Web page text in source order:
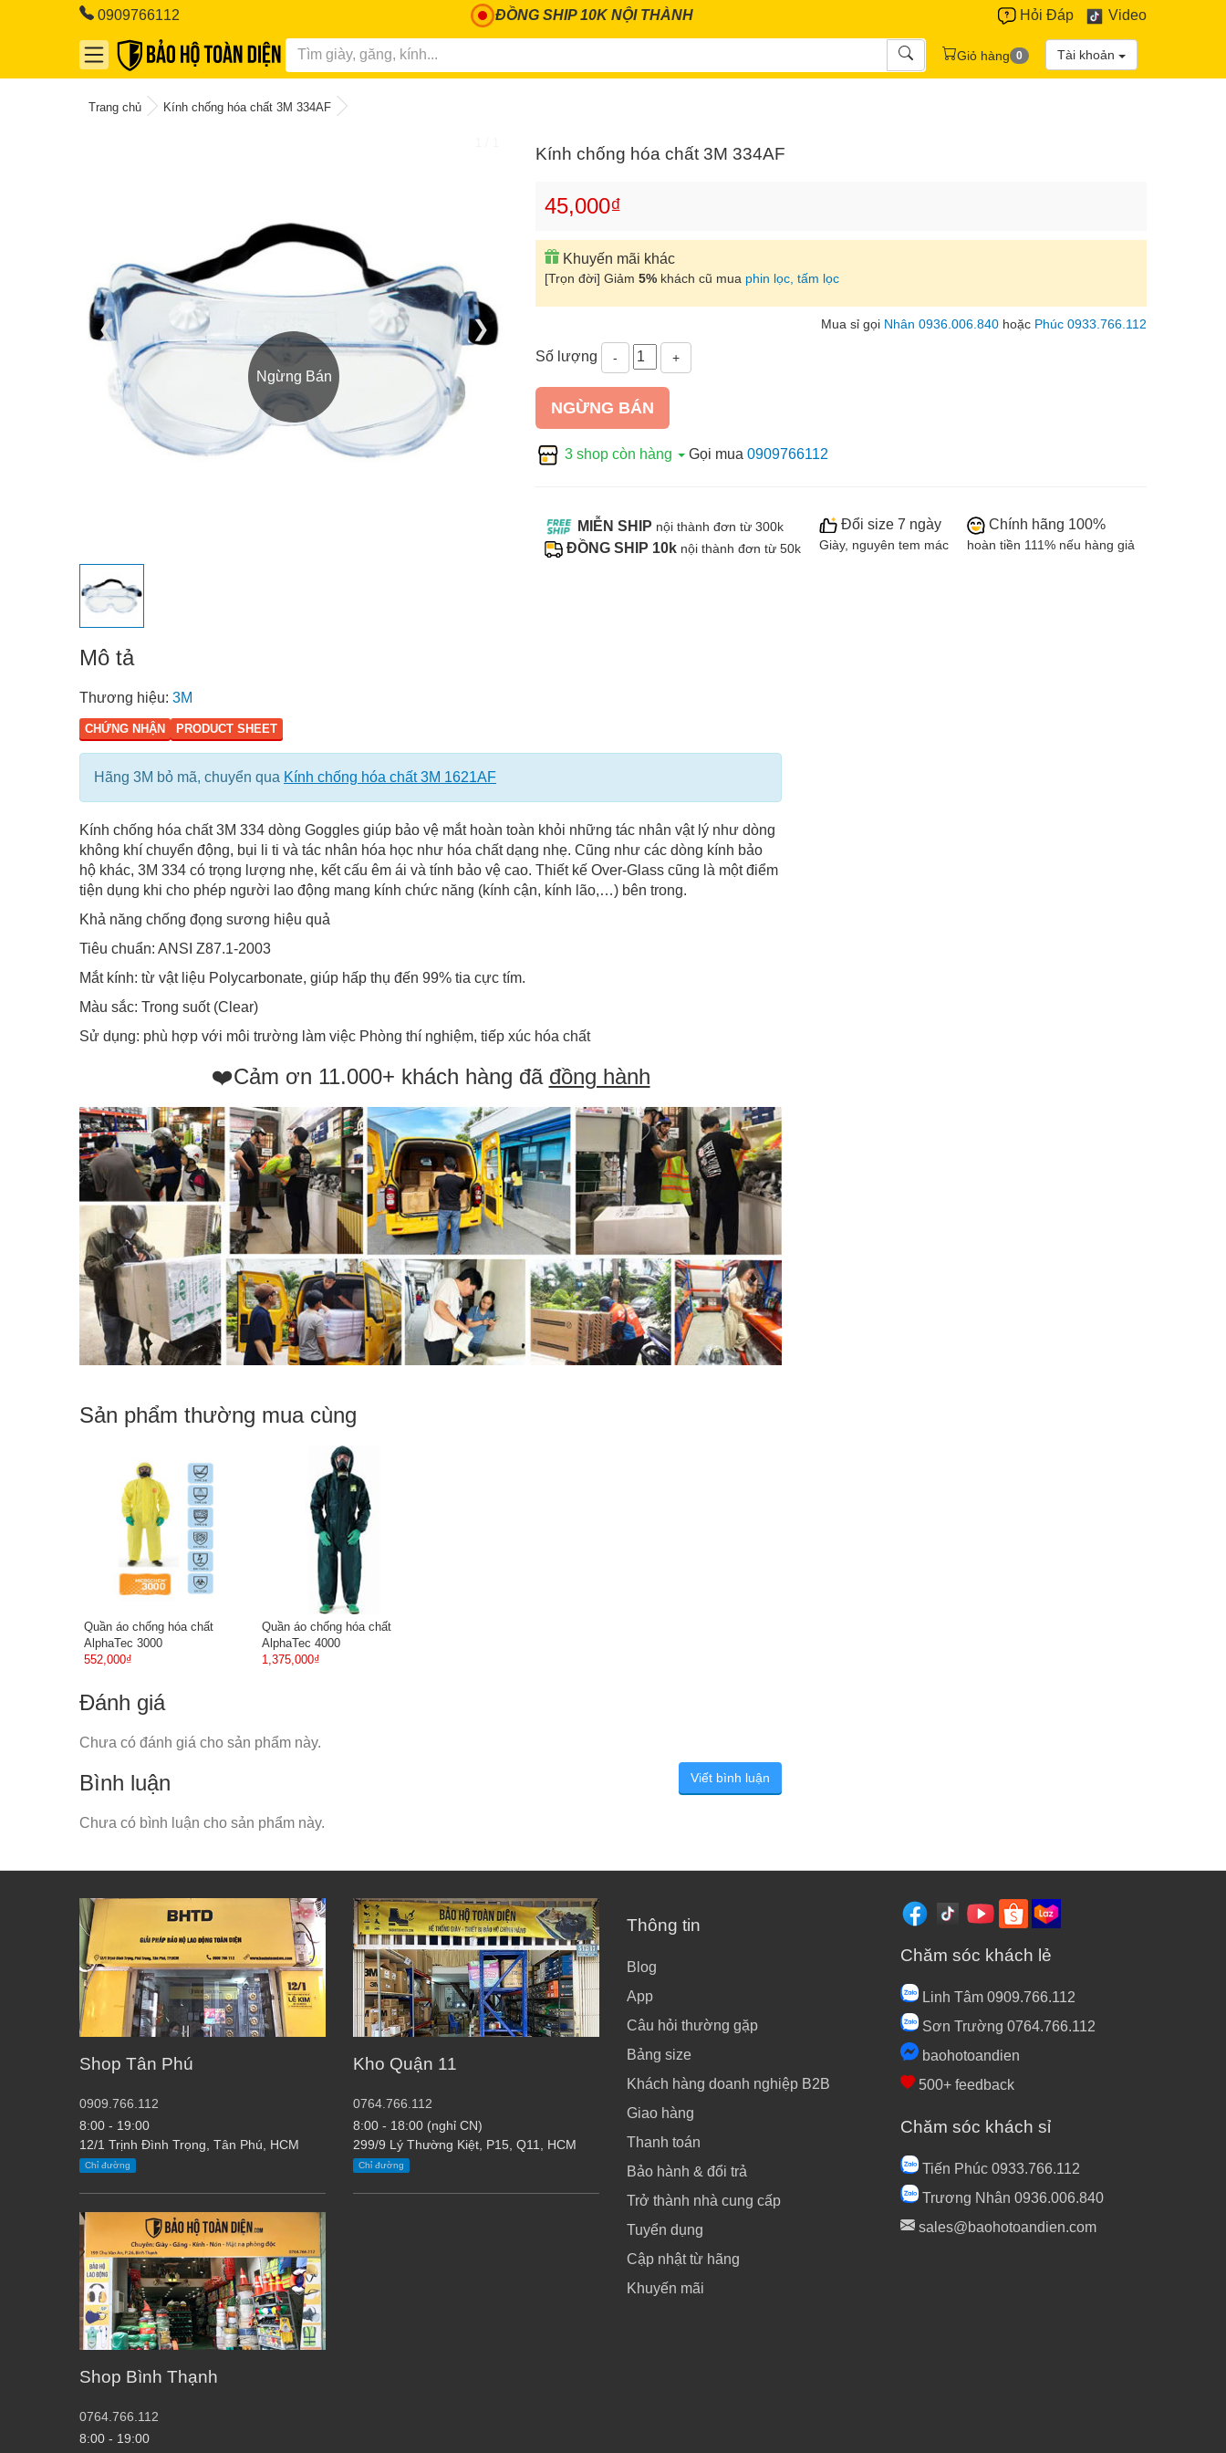
0909766112 ĐỒNG SHIP 10K NỘI THÀNH Hỏi Đáp Video
Giỏ hàng 0 Tài khoản
Trang chủ Kính chống hóa chất 3M 334AF
❮ ❯
Ngừng Bán
Kính chống hóa chất 3M 334AF
45,000₫
Khuyến mãi khác
[Trọn đời] Giảm 5% khách cũ mua phin lọc, tấm lọc
Mua sỉ gọi Nhân 0936.006.840 hoặc Phúc 0933.766.112
Số lượng - +
NGỪNG BÁN
3 shop còn hàng Gọi mua 0909766112
MIỄN SHIP nội thành đơn từ 300k
ĐỒNG SHIP 10k nội thành đơn từ 50k
Đổi size 7 ngày
Giày, nguyên tem mác
Chính hãng 100%
hoàn tiền 111% nếu hàng giả
Mô tả
Thương hiệu: 3M
CHỨNG NHẬN PRODUCT SHEET
Hãng 3M bỏ mã, chuyển qua Kính chống hóa chất 3M 1621AF
Kính chống hóa chất 3M 334 dòng Goggles giúp bảo vệ mắt hoàn toàn khỏi những tác nhân vật lý như dòng
không khí chuyển động, bụi li ti và tác nhân hóa học như hóa chất dạng nhẹ. Cũng như các dòng kính bảo
hộ khác, 3M 334 có trọng lượng nhẹ, kết cấu êm ái và tính bảo vệ cao. Thiết kế Over-Glass cũng là một điểm
tiện dụng khi cho phép người lao động mang kính chức năng (kính cận, kính lão,…) bên trong.
Khả năng chống đọng sương hiệu quả
Tiêu chuẩn: ANSI Z87.1-2003
Mắt kính: từ vật liệu Polycarbonate, giúp hấp thụ đến 99% tia cực tím.
Màu sắc: Trong suốt (Clear)
Sử dụng: phù hợp với môi trường làm việc Phòng thí nghiệm, tiếp xúc hóa chất
❤️Cảm ơn 11.000+ khách hàng đã đồng hành
Sản phẩm thường mua cùng
Quần áo chống hóa chất
AlphaTec 3000
552,000₫
Quần áo chống hóa chất
AlphaTec 4000
1,375,000₫
Đánh giá
Chưa có đánh giá cho sản phẩm này.
Viết bình luận
Bình luận
Chưa có bình luận cho sản phẩm này.
Shop Tân Phú
0909.766.112
8:00 - 19:00
12/1 Trịnh Đình Trọng, Tân Phú, HCM
Chỉ đường
Shop Bình Thạnh
0764.766.112
8:00 - 19:00
Kho Quận 11
0764.766.112
8:00 - 18:00 (nghỉ CN)
299/9 Lý Thường Kiệt, P15, Q11, HCM
Chỉ đường
Thông tin
Blog
App
Câu hỏi thường gặp
Bảng size
Khách hàng doanh nghiệp B2B
Giao hàng
Thanh toán
Bảo hành & đổi trả
Trở thành nhà cung cấp
Tuyển dụng
Cập nhật từ hãng
Khuyến mãi
Chăm sóc khách lẻ
Linh Tâm 0909.766.112
Sơn Trường 0764.766.112
baohotoandien
500+ feedback
Chăm sóc khách sỉ
Tiến Phúc 0933.766.112
Trương Nhân 0936.006.840
sales@baohotoandien.com